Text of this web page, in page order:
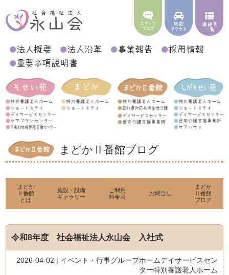
まどかⅡ番館ブログ
まどか
Ⅱ番館
とは
施設・設備
ギャラリー
ご利用
料金表
お問合せ
まどか
Ⅱ番館
ブログ
令和8年度 社会福祉法人永山会 入社式
2026-04-02 | イベント・行事グループホームデイサービスセン
ター特別養護老人ホーム